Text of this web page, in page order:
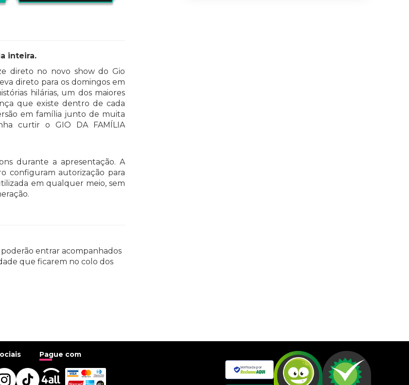
inteira.
direto no novo show do Gio
direto para os domingos em
hilárias, um dos maiores
que existe dentro de cada
em família junto de muita
curtir o GIO DA FAMÍLIA
durante a apresentação. A
configuram autorização para
em qualquer meio, sem
poderão entrar acompanhados
que ficarem no colo dos
Pague com
Verificada por